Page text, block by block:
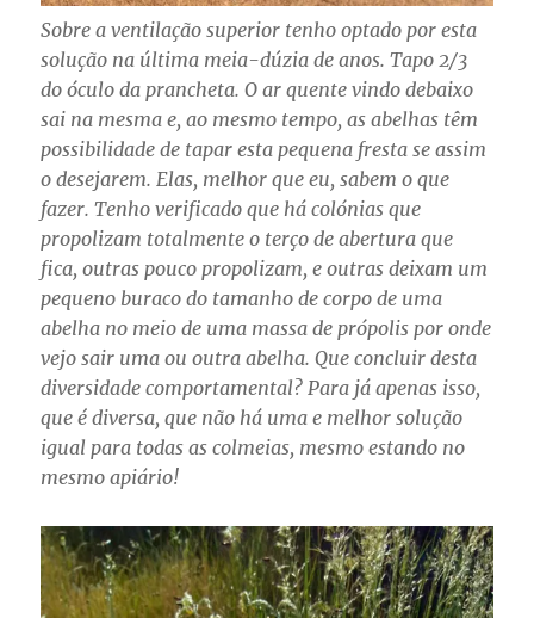
Sobre a ventilação superior tenho optado por esta
solução na última meia-dúzia de anos. Tapo 2/3
do óculo da prancheta. O ar quente vindo debaixo
sai na mesma e, ao mesmo tempo, as abelhas têm
possibilidade de tapar esta pequena fresta se assim
o desejarem. Elas, melhor que eu, sabem o que
fazer. Tenho verificado que há colónias que
propolizam totalmente o terço de abertura que
fica, outras pouco propolizam, e outras deixam um
pequeno buraco do tamanho de corpo de uma
abelha no meio de uma massa de própolis por onde
vejo sair uma ou outra abelha. Que concluir desta
diversidade comportamental? Para já apenas isso,
que é diversa, que não há uma e melhor solução
igual para todas as colmeias, mesmo estando no
mesmo apiário!